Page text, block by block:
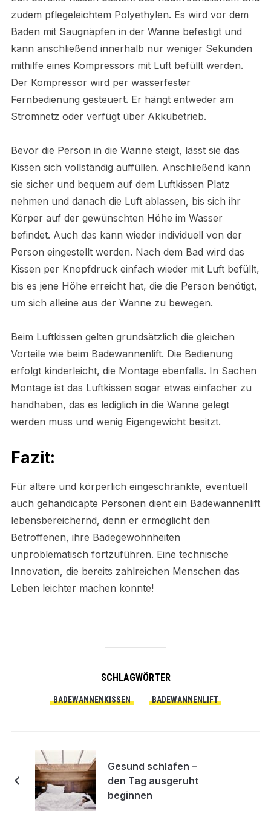
zudem pflegeleichtem Polyethylen. Es wird vor dem
Baden mit Saugnäpfen in der Wanne befestigt und
kann anschließend innerhalb nur weniger Sekunden
mithilfe eines Kompressors mit Luft befüllt werden.
Der Kompressor wird per wasserfester
Fernbedienung gesteuert. Er hängt entweder am
Stromnetz oder verfügt über Akkubetrieb.
Bevor die Person in die Wanne steigt, lässt sie das
Kissen sich vollständig auffüllen. Anschließend kann
sie sicher und bequem auf dem Luftkissen Platz
nehmen und danach die Luft ablassen, bis sich ihr
Körper auf der gewünschten Höhe im Wasser
befindet. Auch das kann wieder individuell von der
Person eingestellt werden. Nach dem Bad wird das
Kissen per Knopfdruck einfach wieder mit Luft befüllt,
bis es jene Höhe erreicht hat, die die Person benötigt,
um sich alleine aus der Wanne zu bewegen.
Beim Luftkissen gelten grundsätzlich die gleichen
Vorteile wie beim Badewannenlift. Die Bedienung
erfolgt kinderleicht, die Montage ebenfalls. In Sachen
Montage ist das Luftkissen sogar etwas einfacher zu
handhaben, das es lediglich in die Wanne gelegt
werden muss und wenig Eigengewicht besitzt.
Fazit:
Für ältere und körperlich eingeschränkte, eventuell
auch gehandicapte Personen dient ein Badewannenlift
lebensbereichernd, denn er ermöglicht den
Betroffenen, ihre Badegewohnheiten
unproblematisch fortzuführen. Eine technische
Innovation, die bereits zahlreichen Menschen das
Leben leichter machen konnte!
SCHLAGWÖRTER
BADEWANNENKISSEN BADEWANNENLIFT
Gesund schlafen –
den Tag ausgeruht
beginnen